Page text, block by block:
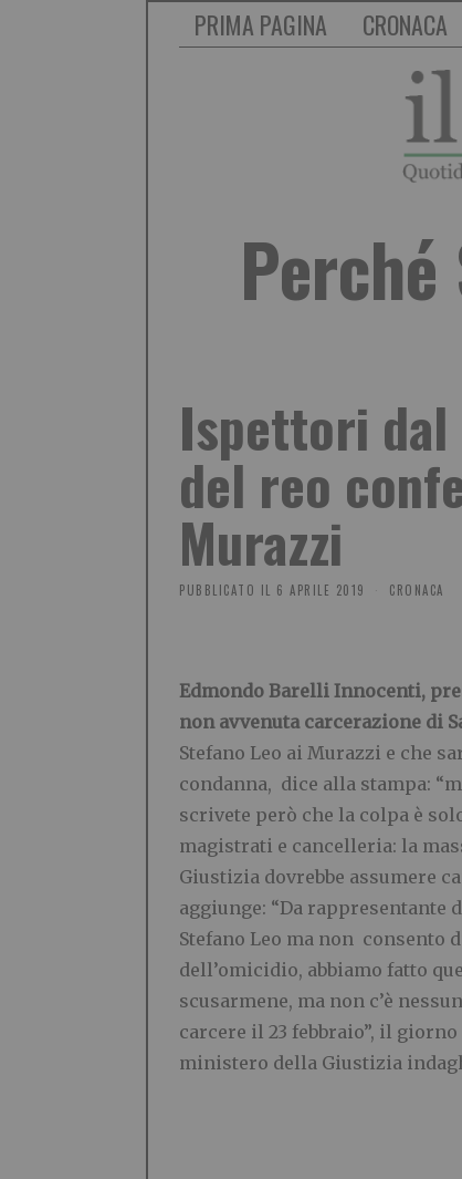
PRIMA PAGINA CRONACA
Ispettori
del reo
Murazzi
PUBBLICATO IL 6 APRILE 2019 CRONACA
Edmondo Barelli Innocenti,
non avvenuta carcerazione di
Stefano Leo ai Murazzi e che
condanna, dice alla stampa:
scrivete però che la colpa è
magistrati e cancelleria: la
Giustizia dovrebbe assumere
aggiunge: “Da rappresentante
Stefano Leo ma non consento
dell’omicidio, abbiamo fatto
scusarmene, ma non c’è
carcere il 23 febbraio”, il
ministero della Giustizia